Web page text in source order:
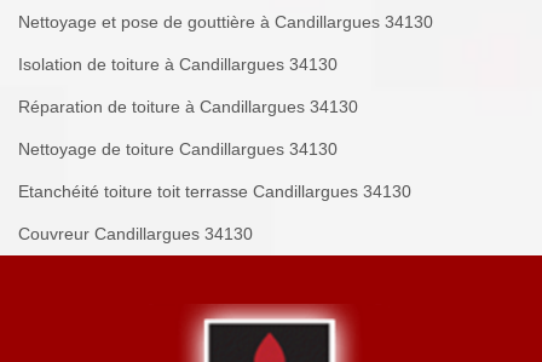
Nettoyage et pose de gouttière à Candillargues 34130
Isolation de toiture à Candillargues 34130
Réparation de toiture à Candillargues 34130
Nettoyage de toiture Candillargues 34130
Etanchéité toiture toit terrasse Candillargues 34130
Couvreur Candillargues 34130